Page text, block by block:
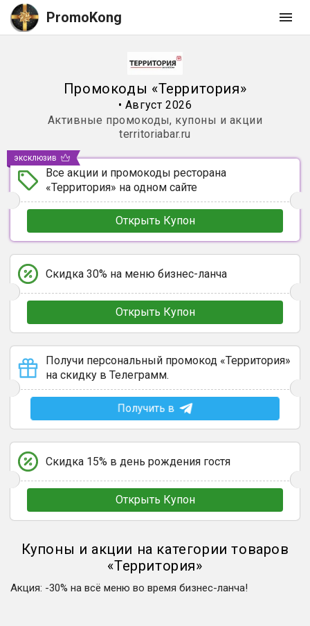
PromoKong
Промокоды «Территория»
• Август 2026
Активные промокоды, купоны и акции
territoriabar.ru
Все акции и промокоды ресторана
«Территория» на одном сайте
Открыть Купон
эксклюзив
Скидка 30% на меню бизнес-ланча
Открыть Купон
Получи персональный промокод «Территория»
на скидку в Телеграмм.
Получить в
Скидка 15% в день рождения гостя
Открыть Купон
Купоны и акции на категории товаров
«Территория»
Акция: -30% на всё меню во время бизнес-ланча!